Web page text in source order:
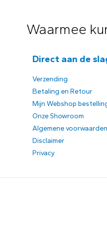
Waarmee
Direct aan de
Verzending
Betaling en Retour
Mijn Webshop
Onze Showroom
Algemene voorwaarden
Disclaimer
Privacy